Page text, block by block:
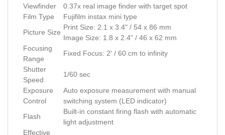
Viewfinder
0.37x real image finder with target spot
Film Type
Fujifilm instax mini type
Picture Size
Print Size: 2.1 x 3.4" / 54 x 86 mm
Image Size: 1.8 x 2.4" / 46 x 62 mm
Focusing
Range
Fixed Focus: 2' / 60 cm to infinity
Shutter
Speed
1/60 sec
Exposure
Control
Auto exposure measurement with manual
switching system (LED indicator)
Flash
Built-in constant firing flash with automatic
light adjustment
Effective